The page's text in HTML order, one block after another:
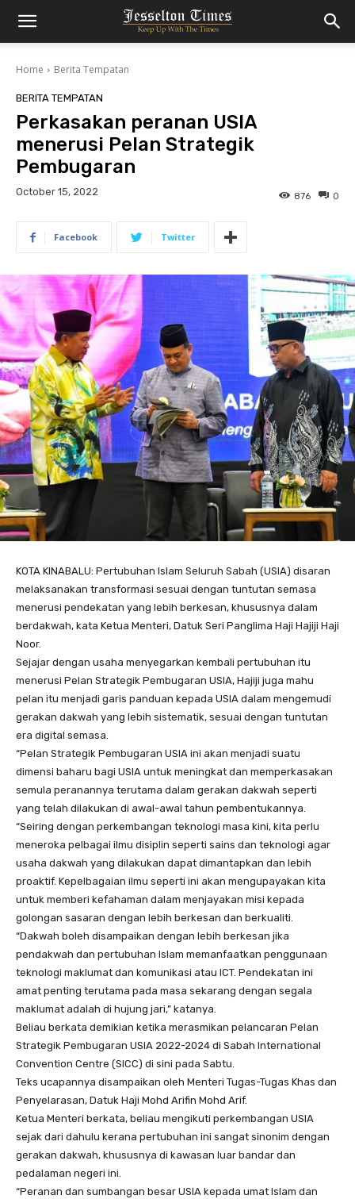
Home Berita Tempatan
BERITA TEMPATAN
Perkasakan peranan USIA
menerusi Pelan Strategik
Pembugaran
October 15, 2022 0
876
Facebook Twitter
KOTA KINABALU: Pertubuhan Islam Seluruh Sabah (USIA) disaran
melaksanakan transformasi sesuai dengan tuntutan semasa
menerusi pendekatan yang lebih berkesan, khususnya dalam
berdakwah, kata Ketua Menteri, Datuk Seri Panglima Haji Hajiji Haji
Noor.
Sejajar dengan usaha menyegarkan kembali pertubuhan itu
menerusi Pelan Strategik Pembugaran USIA, Hajiji juga mahu
pelan itu menjadi garis panduan kepada USIA dalam mengemudi
gerakan dakwah yang lebih sistematik, sesuai dengan tuntutan
era digital semasa.
“Pelan Strategik Pembugaran USIA ini akan menjadi suatu
dimensi baharu bagi USIA untuk meningkat dan memperkasakan
semula peranannya terutama dalam gerakan dakwah seperti
yang telah dilakukan di awal-awal tahun pembentukannya.
“Seiring dengan perkembangan teknologi masa kini, kita perlu
meneroka pelbagai ilmu disiplin seperti sains dan teknologi agar
usaha dakwah yang dilakukan dapat dimantapkan dan lebih
proaktif. Kepelbagaian ilmu seperti ini akan mengupayakan kita
untuk memberi kefahaman dalam menjayakan misi kepada
golongan sasaran dengan lebih berkesan dan berkualiti.
“Dakwah boleh disampaikan dengan lebih berkesan jika
pendakwah dan pertubuhan Islam memanfaatkan penggunaan
teknologi maklumat dan komunikasi atau ICT. Pendekatan ini
amat penting terutama pada masa sekarang dengan segala
maklumat adalah di hujung jari,” katanya.
Beliau berkata demikian ketika merasmikan pelancaran Pelan
Strategik Pembugaran USIA 2022-2024 di Sabah International
Convention Centre (SICC) di sini pada Sabtu.
Teks ucapannya disampaikan oleh Menteri Tugas-Tugas Khas dan
Penyelarasan, Datuk Haji Mohd Arifin Mohd Arif.
Ketua Menteri berkata, beliau mengikuti perkembangan USIA
sejak dari dahulu kerana pertubuhan ini sangat sinonim dengan
gerakan dakwah, khususnya di kawasan luar bandar dan
pedalaman negeri ini.
“Peranan dan sumbangan besar USIA kepada umat Islam dan